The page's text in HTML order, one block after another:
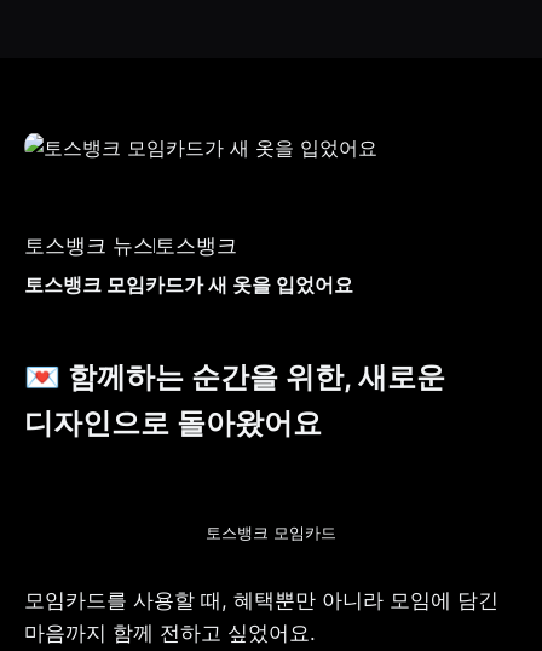
토스뱅크 뉴스 토스뱅크
토스뱅크 모임카드가 새 옷을 입었어요
💌 함께하는 순간을 위한, 새로운
디자인으로 돌아왔어요
토스뱅크 모임카드
모임카드를 사용할 때, 혜택뿐만 아니라 모임에 담긴
마음까지 함께 전하고 싶었어요.